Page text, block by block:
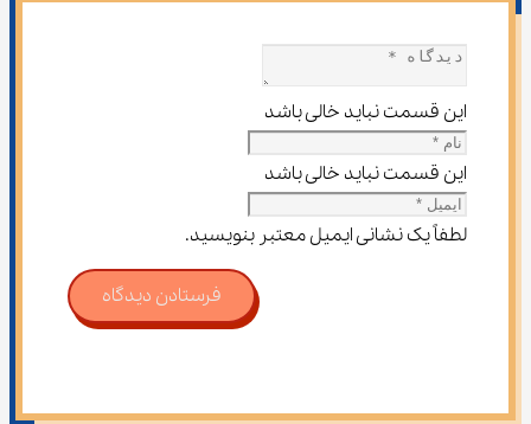
این قسمت نباید خالی باشد
این قسمت نباید خالی باشد
لطفاً یک نشانی ایمیل معتبر بنویسید.
فرستادن دیدگاه